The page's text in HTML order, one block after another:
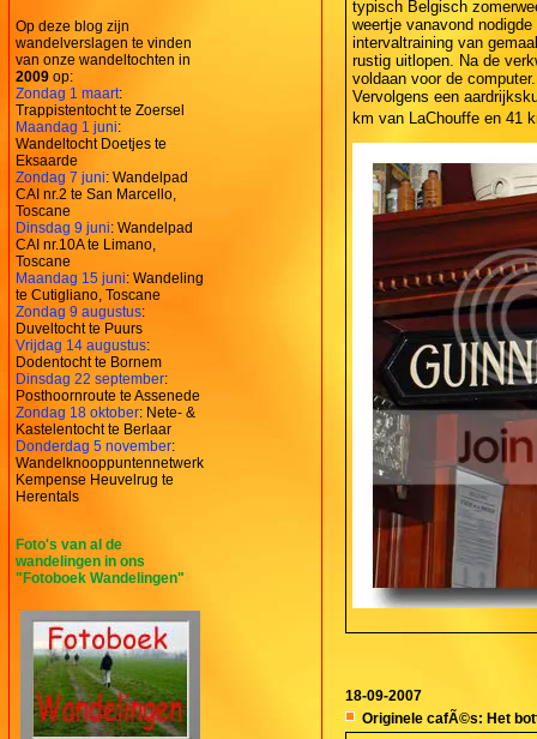
Op deze blog zijn
wandelverslagen te vinden
van onze wandeltochten in
2009 op:
Zondag 1 maart:
Trappistentocht te Zoersel
Maandag 1 juni:
Wandeltocht Doetjes te
Eksaarde
Zondag 7 juni: Wandelpad
CAI nr.2 te San Marcello,
Toscane
Dinsdag 9 juni: Wandelpad
CAI nr.10A te Limano,
Toscane
Maandag 15 juni: Wandeling
te Cutigliano, Toscane
Zondag 9 augustus:
Duveltocht te Puurs
Vrijdag 14 augustus:
Dodentocht te Bornem
Dinsdag 22 september:
Posthoornroute te Assenede
Zondag 18 oktober: Nete- &
Kastelentocht te Berlaar
Donderdag 5 november:
Wandelknooppuntennetwerk
Kempense Heuvelrug te
Herentals
Foto's van al de
wandelingen in ons
"Fotoboek Wandelingen"
typisch Belgisch
weertje vanavond
intervaltraining van
rustig uitlopen. Na de
voldaan voor de computer.
Vervolgens een
km van LaChouffe en 41
18-09-2007
Originele cafÃ©s: Het